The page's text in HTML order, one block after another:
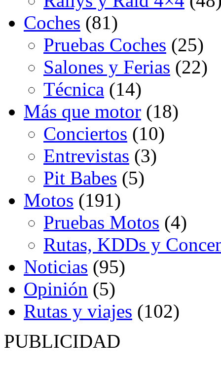
Coches (81)
Pruebas Coches (25)
Salones y Ferias (22)
Técnica (14)
Más que motor (18)
Conciertos (10)
Entrevistas (3)
Pit Babes (5)
Motos (191)
Pruebas Motos (4)
Rutas, KDDs y
Noticias (95)
Opinión (5)
Rutas y viajes (102)
PUBLICIDAD